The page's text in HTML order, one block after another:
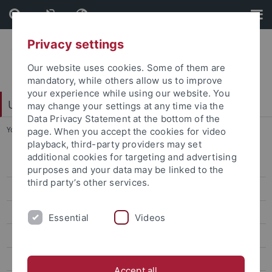
Skip
to
content
Skip
to
footer
University Library
You are here: Home ... Price of Freedom
Events
Exhibitions
Book towers
Dauerausstellungen
Privacy settings
Our website uses cookies. Some of them are
mandatory, while others allow us to improve
your experience while using our website. You
may change your settings at any time via the
Data Privacy Statement at the bottom of the
page. When you accept the cookies for video
playback, third-party providers may set
additional cookies for targeting and advertising
purposes and your data may be linked to the
third party’s other services.
Essential Videos